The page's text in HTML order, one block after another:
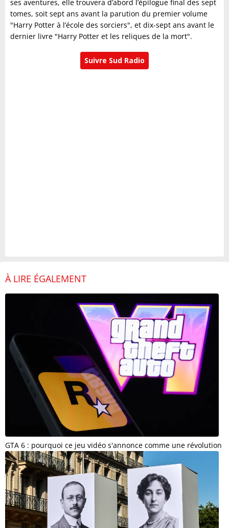
ses aventures, elle trouvera d’abord l’épilogue final des sept
tomes, soit sept ans avant la parution du premier volume
"Harry Potter à l’école des sorciers", et dix-sept ans avant le
dernier livre "Harry Potter et les reliques de la mort".
Suivre Sud Radio
À LIRE ÉGALEMENT
GTA 6 : pourquoi ce jeu vidéo s'annonce comme une révolution